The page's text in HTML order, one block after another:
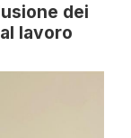
dei
lavoro